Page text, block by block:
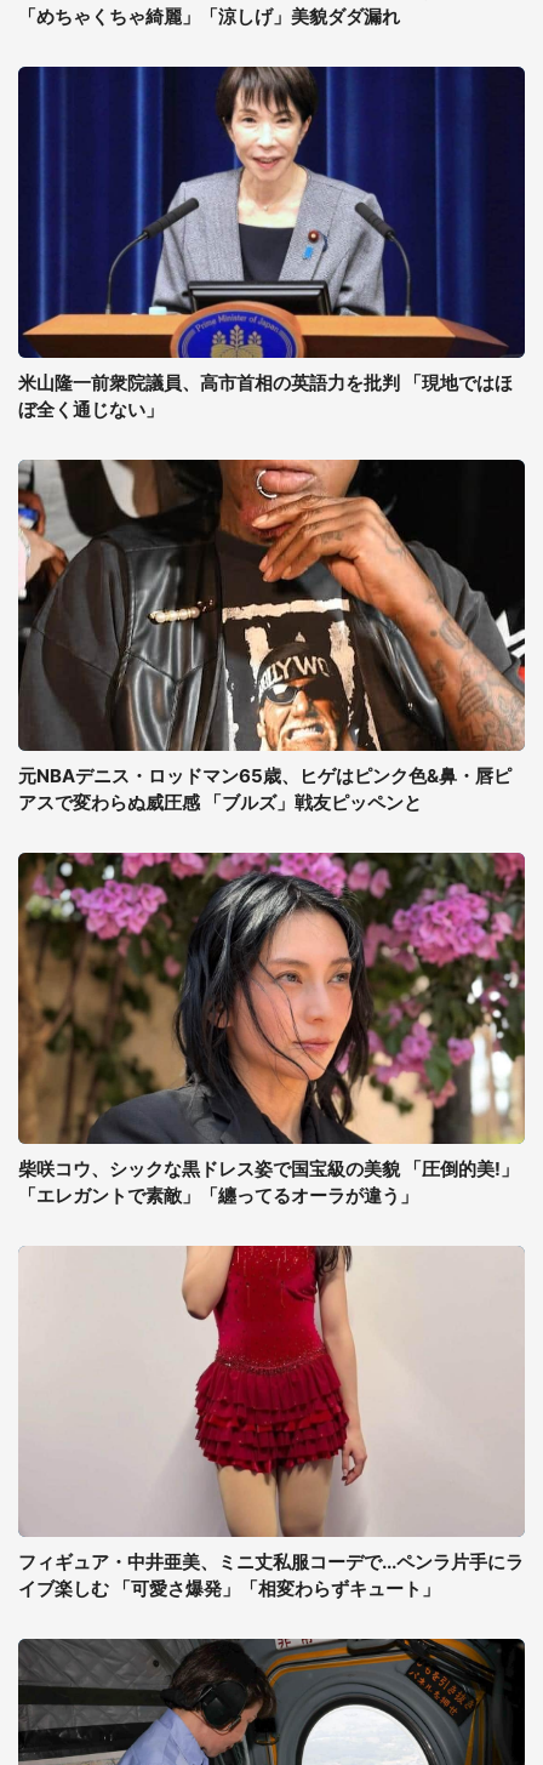
「めちゃくちゃ綺麗」「涼しげ」美貌ダダ漏れ
米山隆一前衆院議員、高市首相の英語力を批判 「現地ではほ
ぼ全く通じない」
元NBAデニス・ロッドマン65歳、ヒゲはピンク色&鼻・唇ピ
アスで変わらぬ威圧感 「ブルズ」戦友ピッペンと
柴咲コウ、シックな黒ドレス姿で国宝級の美貌 「圧倒的美!」
「エレガントで素敵」「纏ってるオーラが違う」
フィギュア・中井亜美、ミニ丈私服コーデで...ペンラ片手にラ
イブ楽しむ 「可愛さ爆発」「相変わらずキュート」